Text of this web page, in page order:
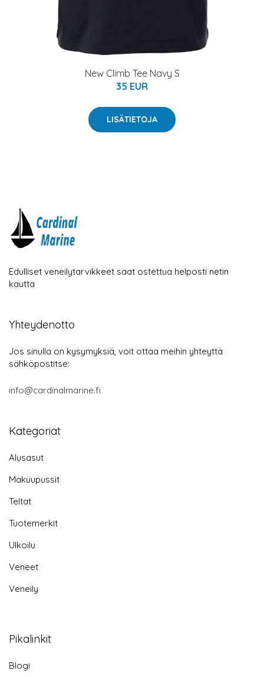
New Climb Tee Navy S
35 EUR
LISÄTIETOJA
Edulliset veneilytarvikkeet saat ostettua helposti netin
kautta
Yhteydenotto
Jos sinulla on kysymyksiä, voit ottaa meihin yhteyttä
sähköpostitse:
info@cardinalmarine.fi
Kategoriat
Alusasut
Makuupussit
Teltat
Tuotemerkit
Ulkoilu
Veneet
Veneily
Pikalinkit
Blogi